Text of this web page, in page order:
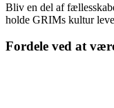
Bliv en del af
holde GRIMs kultur
Fordele ved at